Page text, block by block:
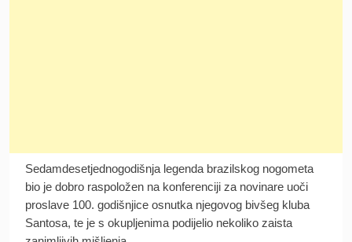
Sedamdesetjednogodišnja legenda brazilskog nogometa
bio je dobro raspoložen na konferenciji za novinare uoči
proslave 100. godišnjice osnutka njegovog bivšeg kluba
Santosa, te je s okupljenima podijelio nekoliko zaista